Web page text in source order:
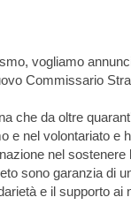
vogliamo
Commissario
che da oltre
e nel volontariato e
nel
sono garanzia di
e il supporto